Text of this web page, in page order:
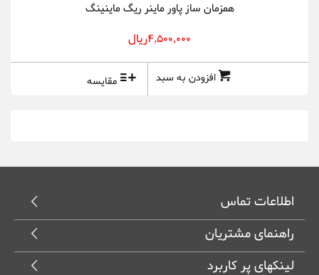
همزمان ساز پاور ماینر ریگ ماینینگ
4,500,000ريال
افزودن به سبد مقایسه
اطلاعات تماس
راهنمای مشتریان
لینکهای پر کاربرد